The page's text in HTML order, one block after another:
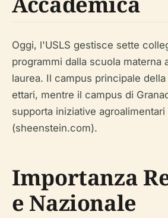
Oggi, l'USLS gestisce sette
programmi dalla scuola materna
laurea. Il campus principale
ettari, mentre il campus di
supporta iniziative agroalimentari
(sheenstein.com).
Importanza
e Nazionale